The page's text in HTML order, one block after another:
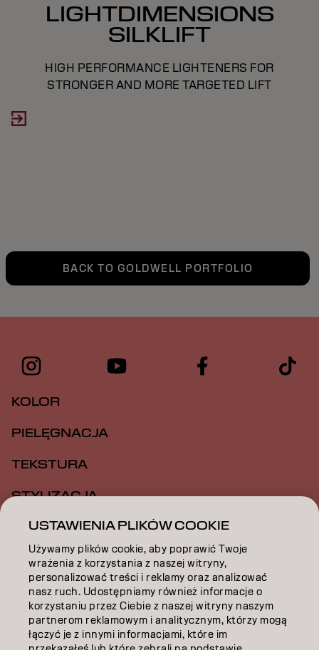
LIGHTDIMENSIONS
SILKLIFT
HIGH PERFORMANCE LIGHTENERS FOR
STRONGER AND MORE TARGETED LIFT
BACK TO GOLDWELL PORTFOLIO
KOLOR
PIELĘGNACJA
TEKSTURA
STYLIZACJA
INSPIRACJA
EDUKACJA
O NAS
ZOSTAŃ PARTNEREM
USTAWIENIA PLIKÓW COOKIE
Używamy plików cookie, aby poprawić Twoje
wrażenia z korzystania z naszej witryny,
personalizować treści i reklamy oraz analizować
nasz ruch. Udostępniamy również informacje o
korzystaniu przez Ciebie z naszej witryny naszym
partnerom reklamowym i analitycznym, którzy mogą
łączyć je z innymi informacjami, które im